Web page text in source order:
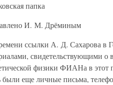
папка
И. М. Дрёминым
ссылки А. Д. Сахарова в
свидетельствующими
физики ФИАНа в
были еще личные письма,